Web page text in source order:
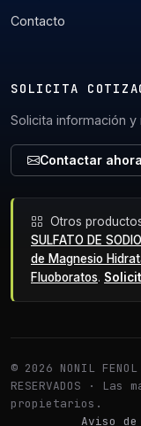
Contacto
SOLICITA
Solicita información
Contactar ahora
Otros
SULFATO DE SODIO
de Magnesio
Fluoboratos.
© 2026 NONIL FENOL
RESERVADOS ·
propietarios.
Aviso